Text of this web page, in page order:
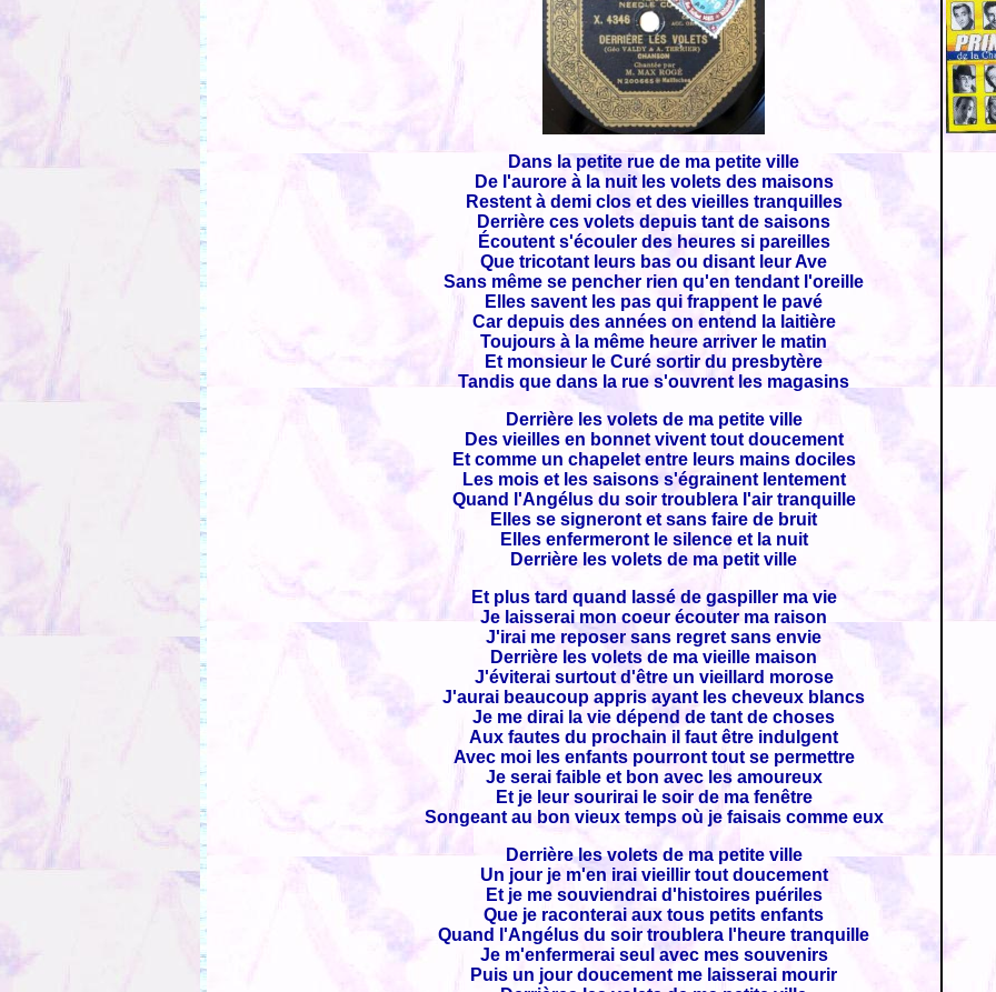
Dans la petite rue de ma petite ville
De l'aurore à la nuit les volets des maisons
Restent à demi clos et des vieilles tranquilles
Derrière ces volets depuis tant de saisons
Écoutent s'écouler des heures si pareilles
Que tricotant leurs bas ou disant leur Ave
Sans même se pencher rien qu'en tendant l'oreille
Elles savent les pas qui frappent le pavé
Car depuis des années on entend la laitière
Toujours à la même heure arriver le matin
Et monsieur le Curé sortir du presbytère
Tandis que dans la rue s'ouvrent les magasins
Derrière les volets de ma petite ville
Des vieilles en bonnet vivent tout doucement
Et comme un chapelet entre leurs mains dociles
Les mois et les saisons s'égrainent lentement
Quand l'Angélus du soir troublera l'air tranquille
Elles se signeront et sans faire de bruit
Elles enfermeront le silence et la nuit
Derrière les volets de ma petit ville
Et plus tard quand lassé de gaspiller ma vie
Je laisserai mon coeur écouter ma raison
J'irai me reposer sans regret sans envie
Derrière les volets de ma vieille maison
J'éviterai surtout d'être un vieillard morose
J'aurai beaucoup appris ayant les cheveux blancs
Je me dirai la vie dépend de tant de choses
Aux fautes du prochain il faut être indulgent
Avec moi les enfants pourront tout se permettre
Je serai faible et bon avec les amoureux
Et je leur sourirai le soir de ma fenêtre
Songeant au bon vieux temps où je faisais comme eux
Derrière les volets de ma petite ville
Un jour je m'en irai vieillir tout doucement
Et je me souviendrai d'histoires puériles
Que je raconterai aux tous petits enfants
Quand l'Angélus du soir troublera l'heure tranquille
Je m'enfermerai seul avec mes souvenirs
Puis un jour doucement me laisserai mourir